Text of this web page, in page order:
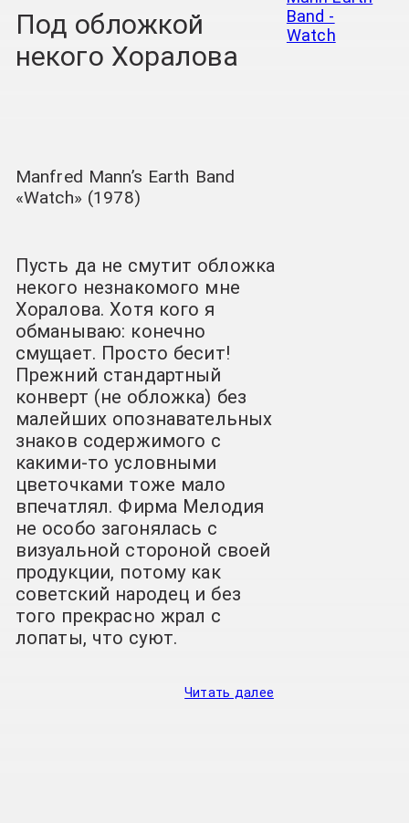
Под обложкой
некого Хоралова
Manfred Mann’s Earth Band
«Watch» (1978)
Пусть да не смутит обложка
некого незнакомого мне
Хоралова. Хотя кого я
обманываю: конечно
смущает. Просто бесит!
Прежний стандартный
конверт (не обложка) без
малейших опознавательных
знаков содержимого с
какими-то условными
цветочками тоже мало
впечатлял. Фирма Мелодия
не особо загонялась с
визуальной стороной своей
продукции, потому как
советский народец и без
того прекрасно жрал с
лопаты, что суют.
Читать далее